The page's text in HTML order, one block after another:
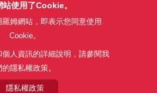
用目的 隱私權政策
品銷售之標準條款(PDF)
站使用了Cookie。
姆網站，即表示您同意使用
Cookie。
人資訊的詳細說明，請參閱我
的隱私權政策。
隱私權政策